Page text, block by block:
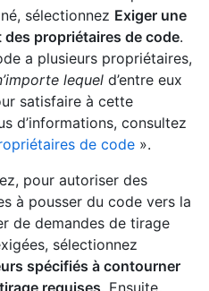
sélectionnez Exiger une
des propriétaires de code.
a plusieurs propriétaires,
lequel d’entre eux
satisfaire à cette
d’informations, consultez
de code ».
pour autoriser des
à pousser du code vers la
de demandes de tirage
sélectionnez
spécifiés à contourner